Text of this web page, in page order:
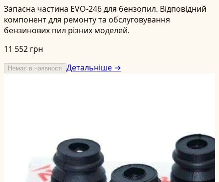
Запасна частина EVO-246 для бензопил. Відповідний
компонент для ремонту та обслуговування
бензинових пил різних моделей.
11 552 грн
Немає в наявності Детальніше →